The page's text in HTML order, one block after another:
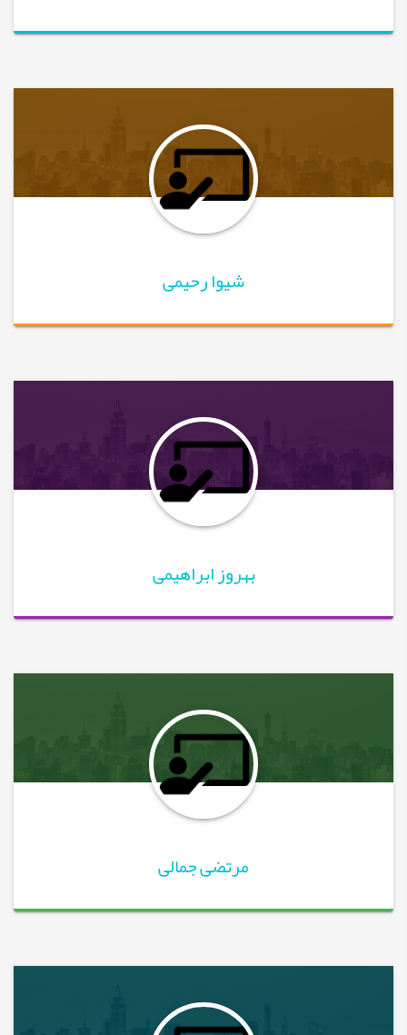
شیوا رحیمی
بهروز ابراهیمی
مرتضی جمالی